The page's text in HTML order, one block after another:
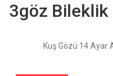
3göz Bileklik
Kuş Gözü 14 Ayar